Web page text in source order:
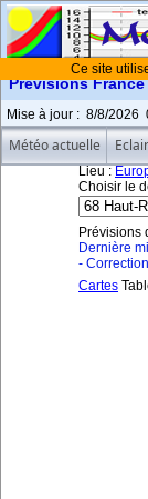
Prévisions France
Mise à jour :8/8/2026
Météo actuelle
Lieu :
Choisir le
Prévisions
Dernière
-
Cartes
Ce site